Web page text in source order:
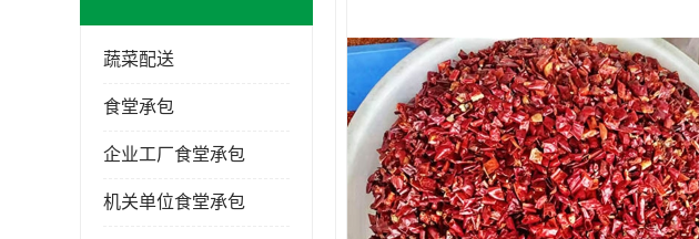
蔬菜配送
食堂承包
企业工厂食堂承包
机关单位食堂承包